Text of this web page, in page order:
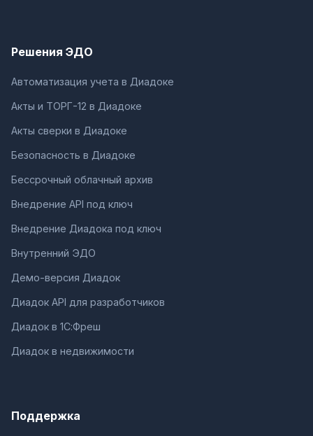
Решения ЭДО
Автоматизация учета в Диадоке
Акты и ТОРГ-12 в Диадоке
Акты сверки в Диадоке
Безопасность в Диадоке
Бессрочный облачный архив
Внедрение API под ключ
Внедрение Диадока под ключ
Внутренний ЭДО
Демо-версия Диадок
Диадок API для разработчиков
Диадок в 1С:Фреш
Диадок в недвижимости
Поддержка